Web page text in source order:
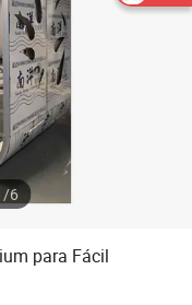
/6
para Fácil